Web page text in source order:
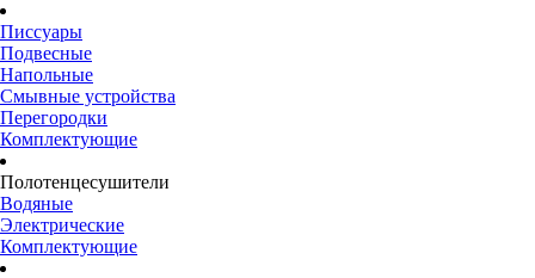
Писсуары
Подвесные
Напольные
Смывные устройства
Перегородки
Комплектующие
Полотенцесушители
Водяные
Электрические
Комплектующие